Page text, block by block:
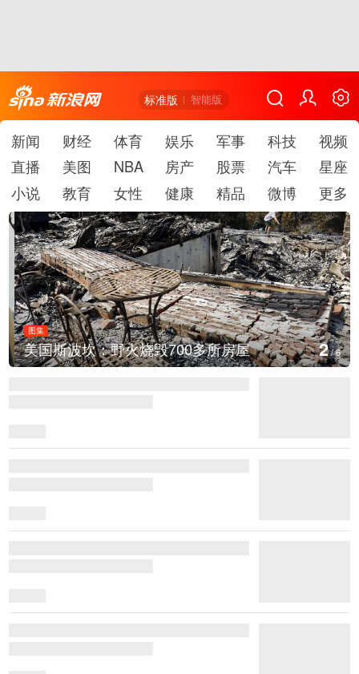
标准版 智能版
新闻 财经 体育 娱乐 军事 科技
视频
直播
美图 NBA 房产 股票 汽车
星座
小说
教育 女性 健康 精品 微博 更多
图集
美国斯波坎：野火烧毁700多所房屋 2/6